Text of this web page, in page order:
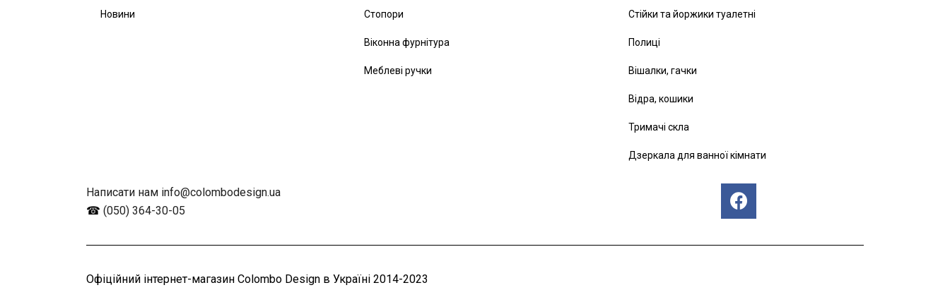
Новини Стопори
Віконна фурнітура
Меблеві ручки
Стійки та йоржики туалетні
Полиці
Вішалки, гачки
Відра, кошики
Тримачі скла
Дзеркала для ванної кімнати
Написати нам info@colombodesign.ua
☎ (050) 364-30-05
Офіційний інтернет-магазин Colombo Design в Україні 2014-2023